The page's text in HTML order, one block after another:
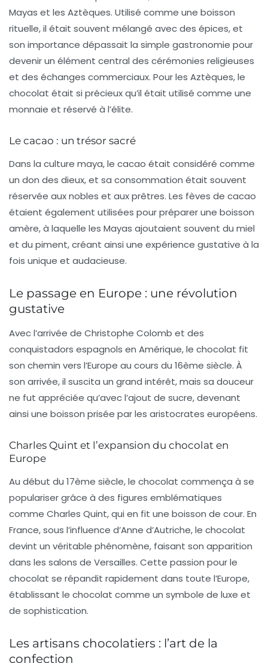
Mayas et les Aztèques. Utilisé comme une boisson
rituelle, il était souvent mélangé avec des épices, et
son importance dépassait la simple gastronomie pour
devenir un élément central des cérémonies religieuses
et des échanges commerciaux. Pour les Aztèques, le
chocolat était si précieux qu’il était utilisé comme une
monnaie et réservé à l’élite.
Le cacao : un trésor sacré
Dans la culture maya, le cacao était considéré comme
un don des dieux, et sa consommation était souvent
réservée aux nobles et aux prêtres. Les fèves de cacao
étaient également utilisées pour préparer une boisson
amère, à laquelle les Mayas ajoutaient souvent du miel
et du piment, créant ainsi une expérience gustative à la
fois unique et audacieuse.
Le passage en Europe : une révolution
gustative
Avec l’arrivée de Christophe Colomb et des
conquistadors espagnols en Amérique, le chocolat fit
son chemin vers l’Europe au cours du 16ème siècle. À
son arrivée, il suscita un grand intérêt, mais sa douceur
ne fut appréciée qu’avec l’ajout de sucre, devenant
ainsi une boisson prisée par les aristocrates européens.
Charles Quint et l’expansion du chocolat en
Europe
Au début du 17ème siècle, le chocolat commença à se
populariser grâce à des figures emblématiques
comme Charles Quint, qui en fit une boisson de cour. En
France, sous l’influence d’Anne d’Autriche, le chocolat
devint un véritable phénomène, faisant son apparition
dans les salons de Versailles. Cette passion pour le
chocolat se répandit rapidement dans toute l’Europe,
établissant le chocolat comme un symbole de luxe et
de sophistication.
Les artisans chocolatiers : l’art de la
confection